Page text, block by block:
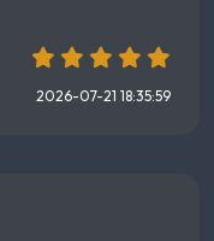
2026-07-21 18:35:59